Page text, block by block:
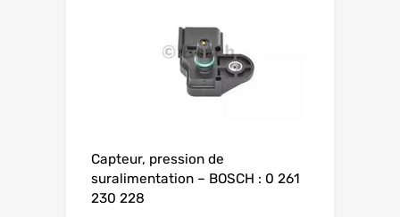
Capteur, pression de
suralimentation – BOSCH : 0 261
230 228